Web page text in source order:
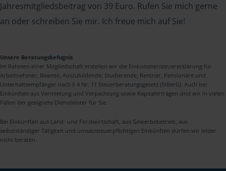
Jahresmitgliedsbeitrag von 39 Euro. Rufen Sie mich gerne
an oder schreiben Sie mir. Ich freue mich auf Sie!
Unsere Beratungsbefugnis
Im Rahmen einer Mitgliedschaft erstellen wir die Einkommensteuererklärung für
Arbeitnehmer, Beamte, Auszubildende, Studierende, Rentner, Pensionäre und
Unterhaltsempfänger nach § 4 Nr. 11 Steuerberatungsgesetz (StBerG). Auch bei
Einkünften aus Vermietung und Verpachtung sowie Kapitalerträgen sind wir in vielen
Fällen der geeignete Dienstleister für Sie.
Bei Einkünften aus Land- und Forstwirtschaft, aus Gewerbebetrieb, aus
selbstständiger Tätigkeit und umsatzsteuerpflichtigen Einkünften dürfen wir leider
nicht beraten.